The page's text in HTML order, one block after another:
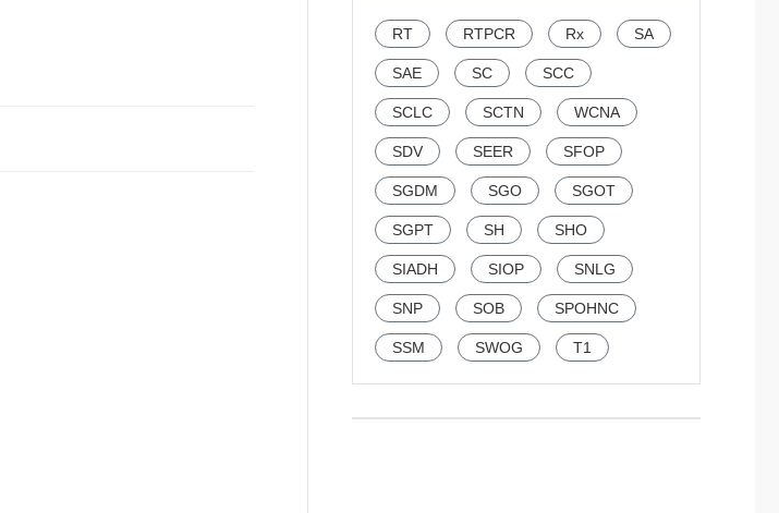
RT RTPCR Rx SA
SAE SC SCC
SCLC SCTN WCNA
SDV SEER SFOP
SGDM SGO SGOT
SGPT SH SHO
SIADH SIOP SNLG
SNP SOB SPOHNC
SSM SWOG T1